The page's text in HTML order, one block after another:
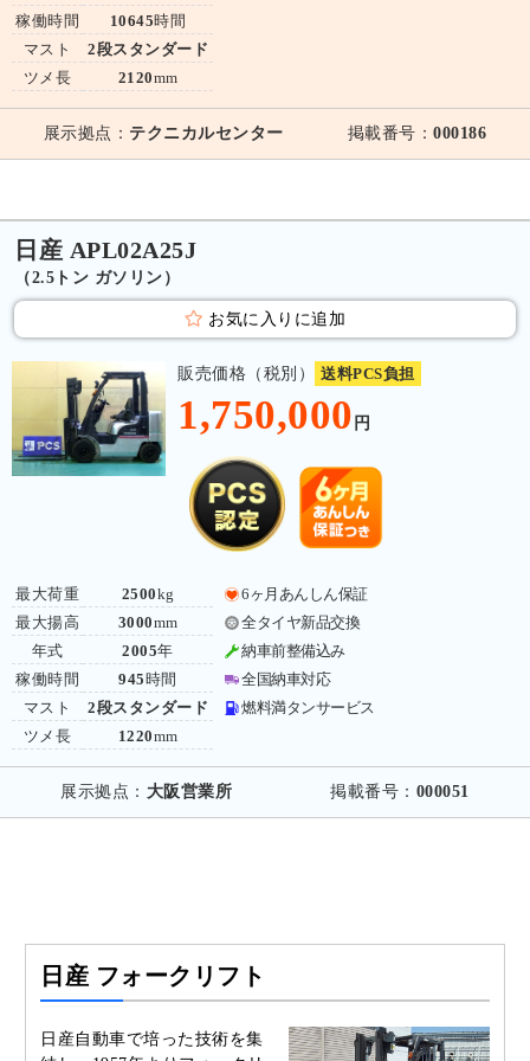
稼働時間
マスト
ツメ長
10645時間
2段スタンダード
2120mm
展示拠点： テクニカルセンター 掲載番号：000186
日産 APL02A25J
（2.5トン ガソリン）
お気に入りに追加
販売価格（税別） 送料PCS負担
1,750,000 円
最大荷重
最大揚高
年式
稼働時間
マスト
ツメ長
2500kg
3000mm
2005年
945 時間
2段スタンダード
1220mm
6ヶ月あんしん保証
全タイヤ新品交換
納車前整備込み
全国納車対応
燃料満タンサービス
展示拠点： 大阪営業所 掲載番号： 000051
日産 フォークリフト
日産自動車で培った技術を集